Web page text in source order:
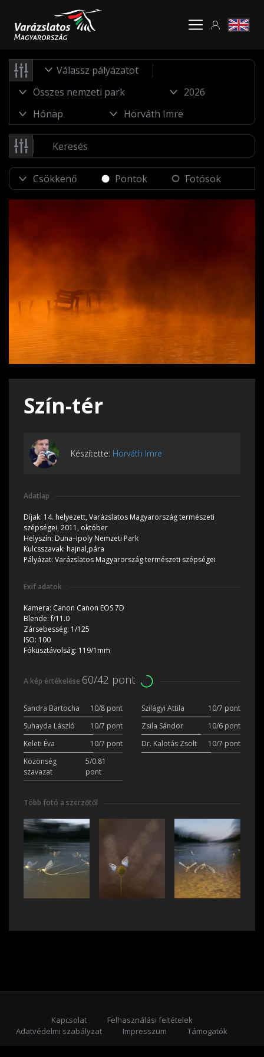
Válassz pályázatot
Pontok Fotósok
Szín-tér
Készítette: Horváth Imre
Adatlap
Díjak: 14. helyezett, Varázslatos Magyarország természeti
szépségei, 2011, október
Helyszín: Duna–Ipoly Nemzeti Park
Kulcsszavak: hajnal,pára
Pályázat: Varázslatos Magyarország természeti szépségei
Exif adatok
Kamera: Canon Canon EOS 7D
Blende:f/11.0
Zársebesség: 1/125
ISO: 100
Fókusztávolság: 119/1mm
A kép értékelése 60/42 pont
Sandra Bartocha 10/8 pont Szilágyi Attila
10/7 pont
Suhayda László
10/7 pont Zsila Sándor
10/6 pont
Keleti Éva
10/7 pont Dr. Kalotás Zsolt
10/7 pont
Közönség
szavazat
5/0.81
pont
Több fotó a szerzőtől
Kapcsolat
Felhasználási feltételek
Adatvédelmi szabályzat
Impresszum
Támogatók